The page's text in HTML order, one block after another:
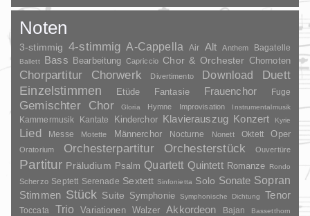
Noten
3-stimmig 4-stimmig A-Cappella Air Alt Anthem Bagatelle
Ballett Bass Bearbeitung Capriccio Chor & Orchester Chornoten
Chorpartitur Chorwerk Divertimento Download
Duett
Einzelstimmen
Etüde Fantasie Frauenchor Fuge
Gemischter Chor Gloria Hymne Improvisation Instrumentalmusik
Kammermusik Kantate Kinderchor Klavierauszug Konzert Kyrie
Lied Messe Motette Männerchor Nocturne Nonett Oktett Oper
Oratorium Orchesterpartitur Orchesterstück Ouvertüre
Partitur Präludium Psalm Quartett Quintett Romanze Rondo
Scherzo Septett Serenade Sextett Sinfonietta Solo Sonate Sopran
Stimmen Stück Suite Symphonie Symphonische Dichtung Tenor
Toccata Trio Variationen Walzer Akkordeon Bajan Bassetthorn